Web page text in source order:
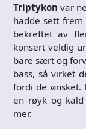
Triptykon var
hadde sett
bekreftet av
konsert veldig
bare sært og
bass, så virket
fordi de ønsket.
en røyk og
mer.